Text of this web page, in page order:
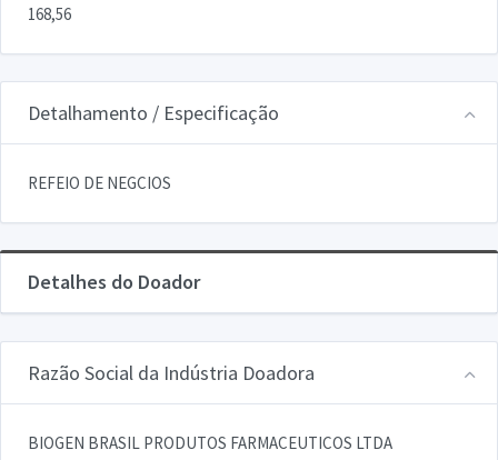
168,56
Detalhamento / Especificação
REFEIO DE NEGCIOS
Detalhes do Doador
Razão Social da Indústria Doadora
BIOGEN BRASIL PRODUTOS FARMACEUTICOS LTDA